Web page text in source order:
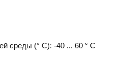
среды (° C): -40 ... 60 ° C